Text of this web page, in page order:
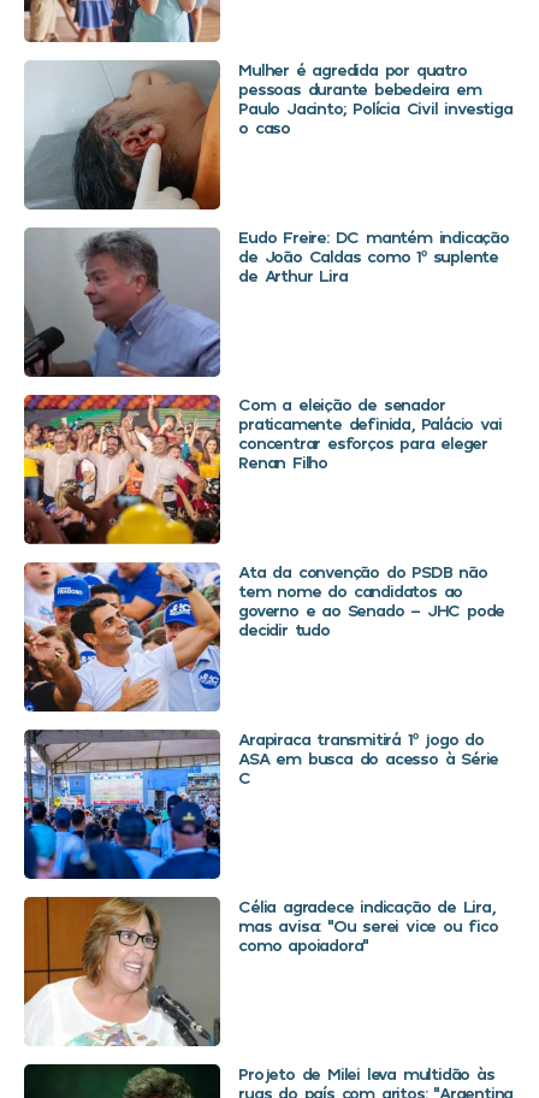
Mulher é agredida por quatro
pessoas durante bebedeira em
Paulo Jacinto; Polícia Civil investiga
o caso
Eudo Freire: DC mantém indicação
de João Caldas como 1º suplente
de Arthur Lira
Com a eleição de senador
praticamente definida, Palácio vai
concentrar esforços para eleger
Renan Filho
Ata da convenção do PSDB não
tem nome do candidatos ao
governo e ao Senado – JHC pode
decidir tudo
Arapiraca transmitirá 1º jogo do
ASA em busca do acesso à Série
C
Célia agradece indicação de Lira,
mas avisa: “Ou serei vice ou fico
como apoiadora”
Projeto de Milei leva multidão às
ruas do país com gritos: “Argentina